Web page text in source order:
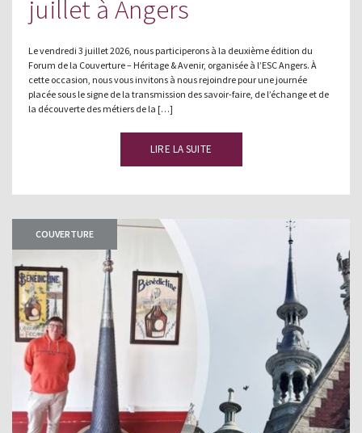
juillet à Angers
Le vendredi 3 juillet 2026, nous participerons à la deuxième édition du
Forum de la Couverture – Héritage & Avenir, organisée à l’ESC Angers. À
cette occasion, nous vous invitons à nous rejoindre pour une journée
placée sous le signe de la transmission des savoir-faire, de l’échange et de
la découverte des métiers de la […]
LIRE LA SUITE
COUVERTURE